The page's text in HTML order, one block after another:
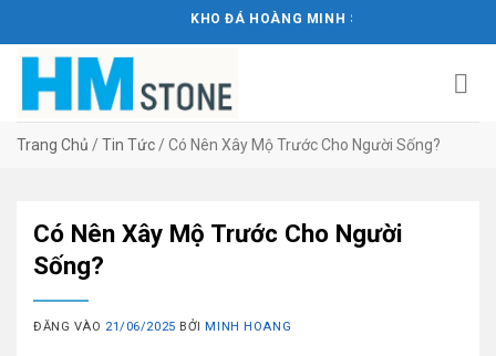
qua
KHO ĐÁ HOÀNG MINH STONE
Trang Chủ / Tin Tức / Có Nên Xây Mộ Trước Cho Người Sống?
Có Nên Xây Mộ Trước Cho Người
Sống?
ĐĂNG VÀO 21/06/2025 BỞI MINH HOANG